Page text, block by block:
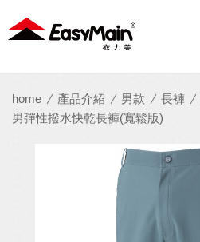
衣
力
實home 產品介紹 男款 長褲
男彈性撥水快乾長褲(寬鬆版)